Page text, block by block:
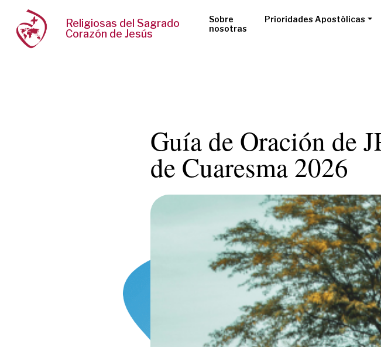
Religiosas del Sagrado
Corazón de Jesús
Sobre
nosotras
Prioridades Apostólicas
Guía de Oración de
de Cuaresma 2026